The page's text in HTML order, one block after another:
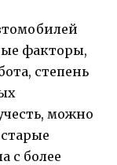
факторы,
степень
можно
с более